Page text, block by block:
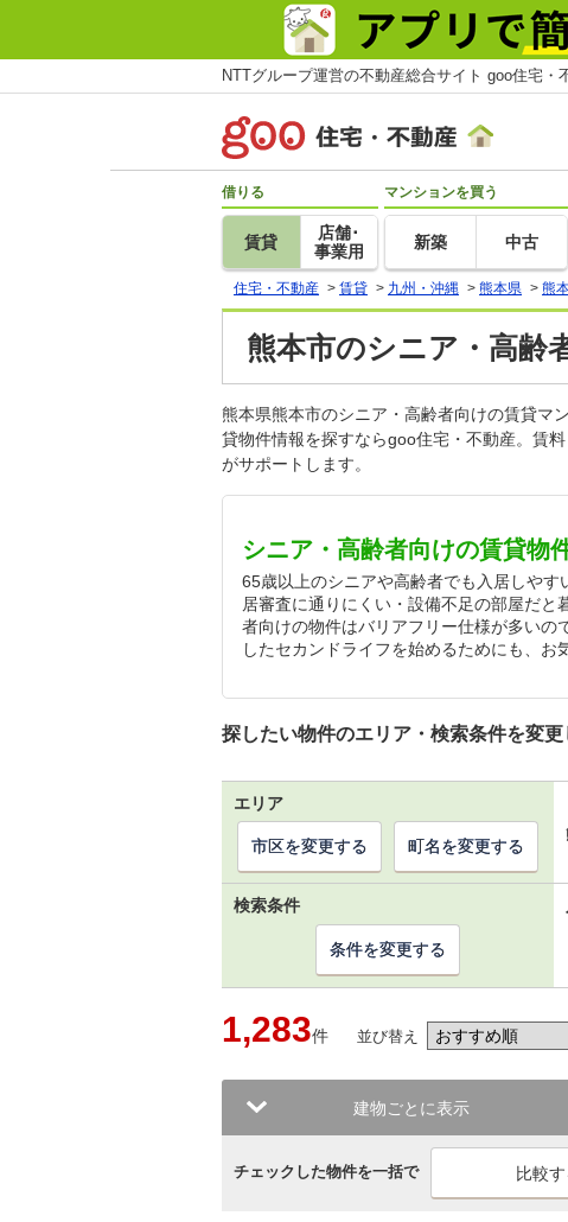
NTTグループ運営の不動産総合サイト goo住宅・
借りる
賃貸
店舗･
事業用
マンションを買う
新築 中古
住宅・不動産 > 賃貸 > 九州・沖縄 > 熊本県 > 熊
熊本市のシニア・高齢
熊本県熊本市のシニア・高齢者向けの賃貸マ
貸物件情報を探すならgoo住宅・不動産。賃
がサポートします。
シニア・高齢者向けの賃貸物
65歳以上のシニアや高齢者でも入居しや
居審査に通りにくい・設備不足の部屋だ
者向けの物件はバリアフリー仕様が多いの
したセカンドライフを始めるためにも、お
探したい物件のエリア・検索条件を変
エリア
市区を変更する 町名を変更する
検索条件
条件を変更する
1,283件 並び替え
建物ごとに表示
チェックした物件を一括で